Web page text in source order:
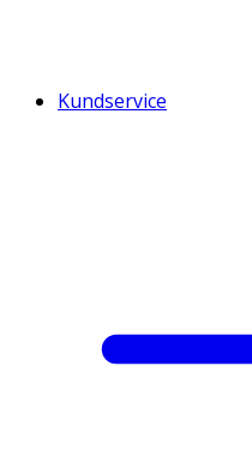
Kundservice